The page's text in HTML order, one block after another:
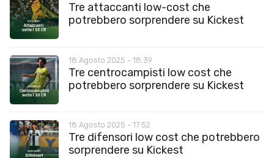
Tre attaccanti low-cost che
potrebbero sorprendere su Kickest
18 Agosto 2025 - 18:39
Tre centrocampisti low cost che
potrebbero sorprendere su Kickest
18 Agosto 2025 - 17:52
Tre difensori low cost che potrebbero
sorprendere su Kickest